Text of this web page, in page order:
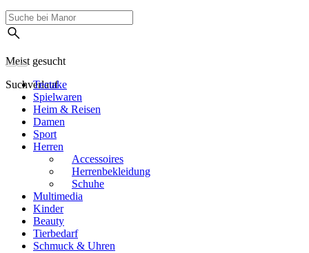
Meist gesucht
Suchverlauf
Tectake
Spielwaren
Heim & Reisen
Damen
Sport
Herren
Accessoires
Herrenbekleidung
Schuhe
Multimedia
Kinder
Beauty
Tierbedarf
Schmuck & Uhren